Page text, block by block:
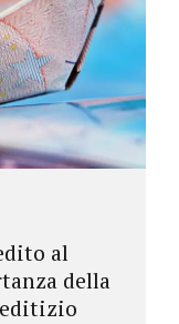
al
della